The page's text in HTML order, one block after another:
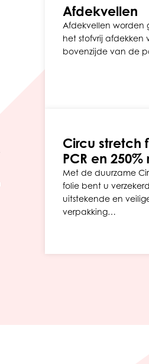
Afdekvellen
Afdekvellen worden
het stofvrij afdekken
bovenzijde van de
Circu stretch
PCR en 250%
Met de duurzame
folie bent u
uitstekende en
verpakking…